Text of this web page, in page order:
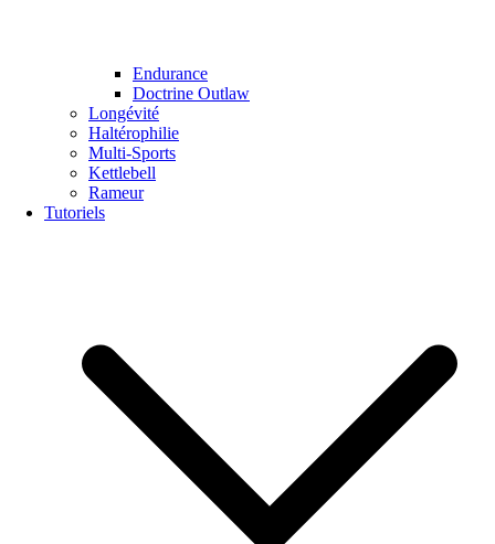
Endurance
Doctrine Outlaw
Longévité
Haltérophilie
Multi-Sports
Kettlebell
Rameur
Tutoriels